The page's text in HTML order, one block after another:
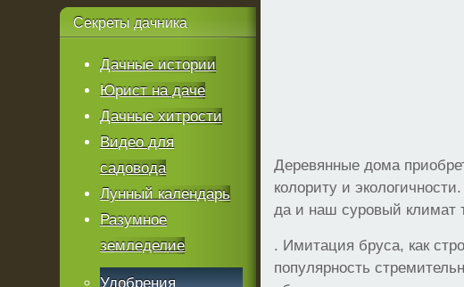
Деревянные дома
колориту и
да и наш суровый климат
. Имитация бруса, как
популярность
Секреты дачника
Дачные истории
Юрист на даче
Дачные хитрости
Видео для
садовода
Лунный календарь
Разумное
земледелие
Удобрения